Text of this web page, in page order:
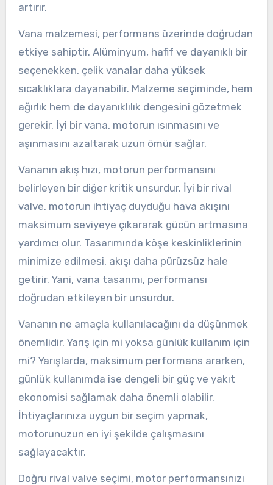
artırır.
Vana malzemesi, performans üzerinde doğrudan
etkiye sahiptir. Alüminyum, hafif ve dayanıklı bir
seçenekken, çelik vanalar daha yüksek
sıcaklıklara dayanabilir. Malzeme seçiminde, hem
ağırlık hem de dayanıklılık dengesini gözetmek
gerekir. İyi bir vana, motorun ısınmasını ve
aşınmasını azaltarak uzun ömür sağlar.
Vananın akış hızı, motorun performansını
belirleyen bir diğer kritik unsurdur. İyi bir rival
valve, motorun ihtiyaç duyduğu hava akışını
maksimum seviyeye çıkararak gücün artmasına
yardımcı olur. Tasarımında köşe keskinliklerinin
minimize edilmesi, akışı daha pürüzsüz hale
getirir. Yani, vana tasarımı, performansı
doğrudan etkileyen bir unsurdur.
Vananın ne amaçla kullanılacağını da düşünmek
önemlidir. Yarış için mi yoksa günlük kullanım için
mi? Yarışlarda, maksimum performans ararken,
günlük kullanımda ise dengeli bir güç ve yakıt
ekonomisi sağlamak daha önemli olabilir.
İhtiyaçlarınıza uygun bir seçim yapmak,
motorunuzun en iyi şekilde çalışmasını
sağlayacaktır.
Doğru rival valve seçimi, motor performansınızı